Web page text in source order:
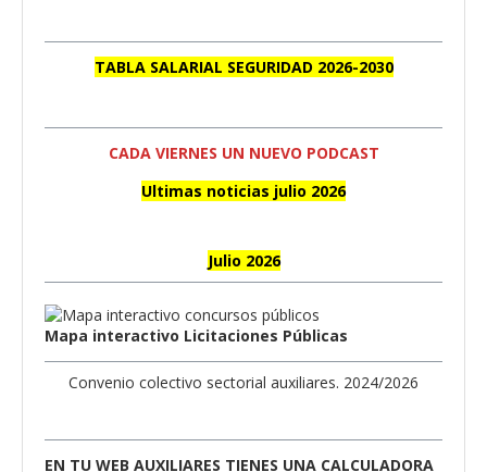
TABLA SALARIAL SEGURIDAD 2026-2030
CADA VIERNES UN NUEVO PODCAST
Ultimas noticias julio 2026
Julio 2026
Mapa interactivo Licitaciones Públicas
Convenio colectivo sectorial auxiliares. 2024/2026
EN TU WEB AUXILIARES TIENES UNA CALCULADORA